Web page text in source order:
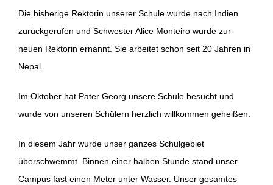
Die bisherige Rektorin unserer Schule wurde nach Indien
zurückgerufen und Schwester Alice Monteiro wurde zur
neuen Rektorin ernannt. Sie arbeitet schon seit 20 Jahren in
Nepal.
Im Oktober hat Pater Georg unsere Schule besucht und
wurde von unseren Schülern herzlich willkommen geheißen.
In diesem Jahr wurde unser ganzes Schulgebiet
überschwemmt. Binnen einer halben Stunde stand unser
Campus fast einen Meter unter Wasser. Unser gesamtes